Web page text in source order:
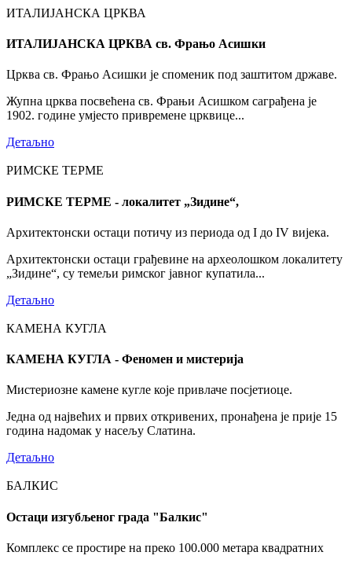
ИТАЛИЈАНСКА ЦРКВА
ИТАЛИЈАНСКА ЦРКВА св. Фрањо Асишки
Црква св. Фрањо Асишки је споменик под заштитом државе.
Жупна црква посвећена св. Фрањи Асишком саграђена је
1902. године умјесто привремене црквице...
Детаљно
РИМСКЕ ТЕРМЕ
РИМСКЕ ТЕРМЕ - локалитет „Зидине“,
Архитектонски остаци потичу из периода од I до IV вијека.
Архитектонски остаци грађевине на археолошком локалитету
„Зидине“, су темељи римског јавног купатила...
Детаљно
КАМЕНА КУГЛА
КАМЕНА КУГЛА - Феномен и мистерија
Мистериозне камене кугле које привлаче посјетиоце.
Једна од највећих и првих откривених, пронађена је прије 15
година надомак у насељу Слатина.
Детаљно
БАЛКИС
Остаци изгубљеног града "Балкис"
Комплекс се простире на преко 100.000 метара квадратних